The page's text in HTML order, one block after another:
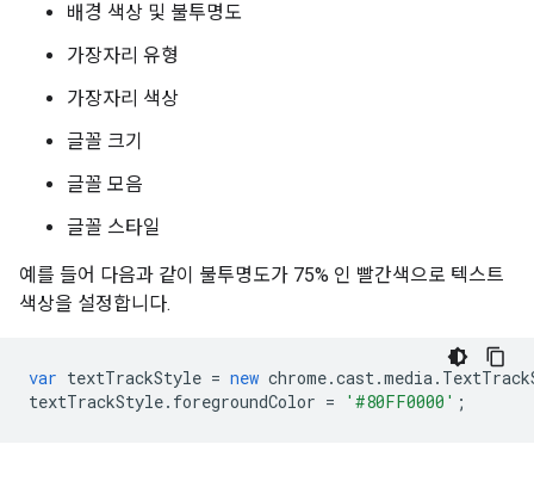
배경 색상 및 불투명도
가장자리 유형
가장자리 색상
글꼴 크기
글꼴 모음
글꼴 스타일
예를 들어 다음과 같이 불투명도가 75% 인 빨간색으로 텍스트
색상을 설정합니다.
var textTrackStyle = new chrome.cast.media.
textTrackStyle. foregroundColor = '#80FF0000' ;